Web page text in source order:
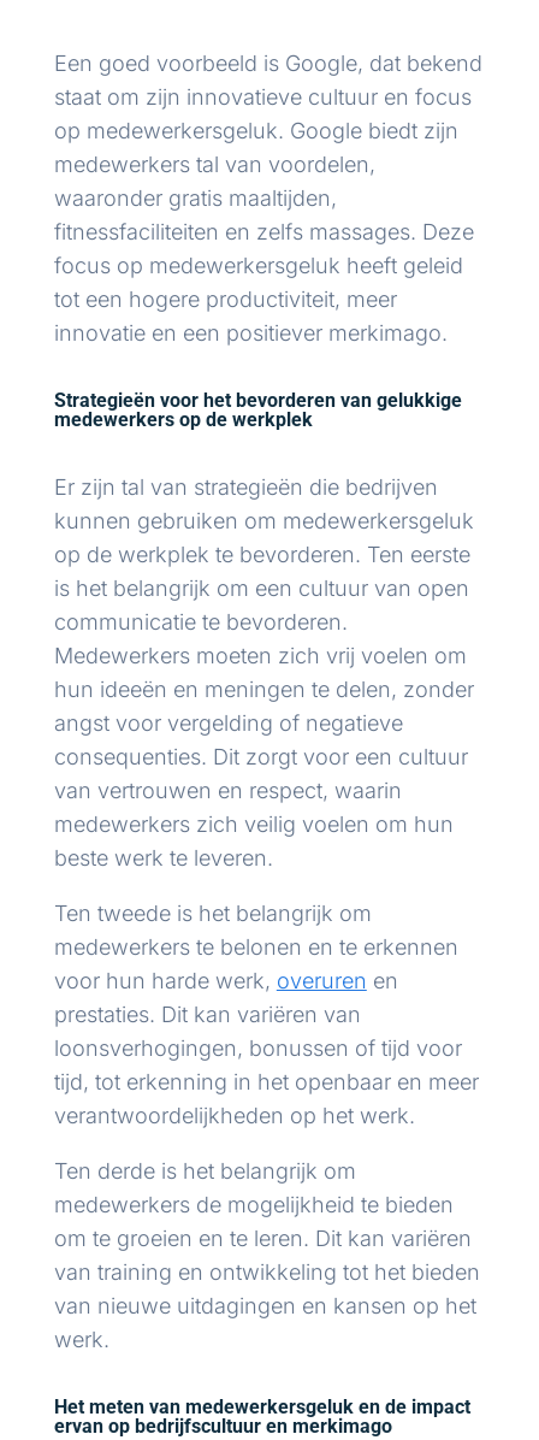
Een goed voorbeeld is Google, dat bekend
staat om zijn innovatieve cultuur en focus
op medewerkersgeluk. Google biedt zijn
medewerkers tal van voordelen,
waaronder gratis maaltijden,
fitnessfaciliteiten en zelfs massages. Deze
focus op medewerkersgeluk heeft geleid
tot een hogere productiviteit, meer
innovatie en een positiever merkimago.
Strategieën voor het bevorderen van gelukkige
medewerkers op de werkplek
Er zijn tal van strategieën die bedrijven
kunnen gebruiken om medewerkersgeluk
op de werkplek te bevorderen. Ten eerste
is het belangrijk om een cultuur van open
communicatie te bevorderen.
Medewerkers moeten zich vrij voelen om
hun ideeën en meningen te delen, zonder
angst voor vergelding of negatieve
consequenties. Dit zorgt voor een cultuur
van vertrouwen en respect, waarin
medewerkers zich veilig voelen om hun
beste werk te leveren.
Ten tweede is het belangrijk om
medewerkers te belonen en te erkennen
voor hun harde werk, overuren en
prestaties. Dit kan variëren van
loonsverhogingen, bonussen of tijd voor
tijd, tot erkenning in het openbaar en meer
verantwoordelijkheden op het werk.
Ten derde is het belangrijk om
medewerkers de mogelijkheid te bieden
om te groeien en te leren. Dit kan variëren
van training en ontwikkeling tot het bieden
van nieuwe uitdagingen en kansen op het
werk.
Het meten van medewerkersgeluk en de impact
ervan op bedrijfscultuur en merkimago